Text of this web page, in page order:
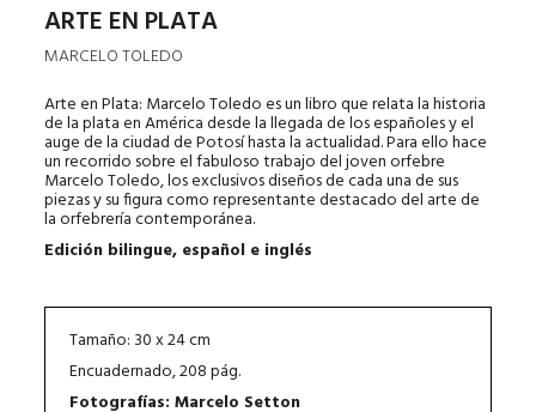
ARTE EN PLATA
MARCELO TOLEDO
Arte en Plata: Marcelo Toledo es un libro que relata la historia
de la plata en América desde la llegada de los españoles y el
auge de la ciudad de Potosí hasta la actualidad. Para ello hace
un recorrido sobre el fabuloso trabajo del joven orfebre
Marcelo Toledo, los exclusivos diseños de cada una de sus
piezas y su figura como representante destacado del arte de
la orfebrería contemporánea.
Edición bilingue, español e inglés
Tamaño: 30 x 24 cm
Encuadernado, 208 pág.
Fotografías: Marcelo Setton